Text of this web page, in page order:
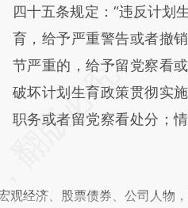
四十五条规定：“违反计划
育，给予严重警告或者撤
节严重的，给予留党察看
破坏计划生育政策贯彻实
职务或者留党察看处分；
观经济、股票债券、公司人物